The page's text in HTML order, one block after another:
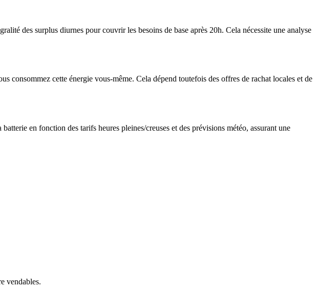
des surplus diurnes pour couvrir les besoins de base après 20h. Cela nécessite une analyse
consommez cette énergie vous-même. Cela dépend toutefois des offres de rachat locales et de
en fonction des tarifs heures pleines/creuses et des prévisions météo, assurant une
vendables.